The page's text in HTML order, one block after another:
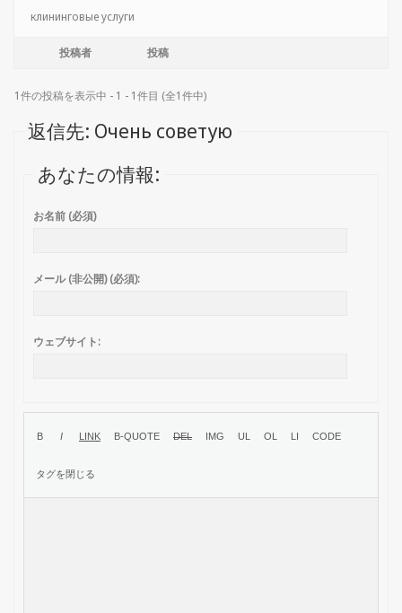
клининговые услуги
投稿者 投稿
1件の投稿を表示中 - 1 - 1件目 (全1件中)
返信先: Очень советую
あなたの情報:
お名前 (必須)
メール (非公開) (必須):
ウェブサイト: